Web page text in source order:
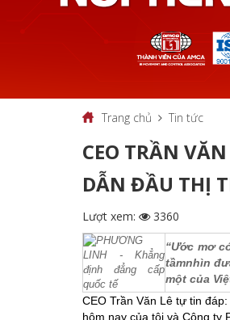
Trang chủ Tin tức
CEO TRẦN
DẪN ĐẦU THỊ
Lượt xem: 3360
“Ước mơ
tầmnhìn
một của
CEO Trần Văn Lê tự tin
hôm nay của tôi và Công ty